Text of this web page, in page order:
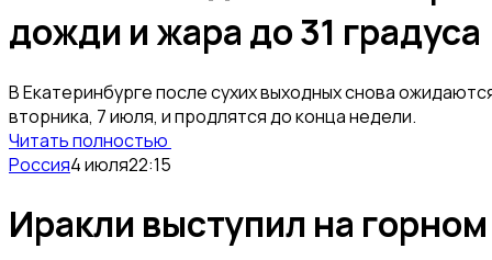
дожди и жара до 31 градуса
В Екатеринбурге после сухих выходных снова
вторника, 7 июля, и продлятся до конца недели.
Читать полностью
Россия4 июля22:15
Иракли выступил на